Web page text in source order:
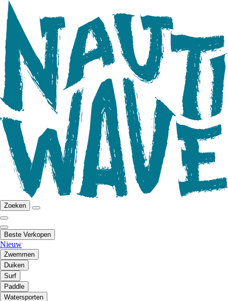
Zoeken
Beste Verkopen
Nieuw
Zwemmen
Duiken
Surf
Paddle
Watersporten